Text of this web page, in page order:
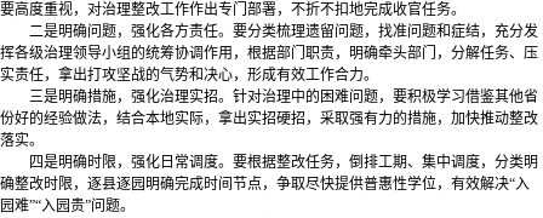
要高度重视，对治理整改工作作出专门部署，不折不扣地完成收官任务。
二是明确问题，强化各方责任。要分类梳理遗留问题，找准问题和症结，充分发
挥各级治理领导小组的统筹协调作用，根据部门职责，明确牵头部门，分解任务、压
实责任，拿出打攻坚战的气势和决心，形成有效工作合力。
三是明确措施，强化治理实招。针对治理中的困难问题，要积极学习借鉴其他省
份好的经验做法，结合本地实际，拿出实招硬招，采取强有力的措施，加快推动整改
落实。
四是明确时限，强化日常调度。要根据整改任务，倒排工期、集中调度，分类明
确整改时限，逐县逐园明确完成时间节点，争取尽快提供普惠性学位，有效解决“入
园难”“入园贵”问题。